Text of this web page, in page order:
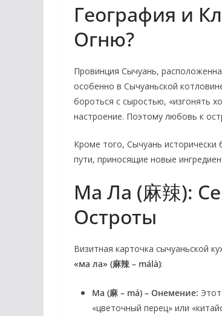
География и
Огню?
Провинция Сычуань,
особенно в Сычуаньской
бороться с сыростью, «изгонять
настроение. Поэтому любовь к
Кроме того, Сычуань
пути, приносящие новые
Ма Ла (麻辣):
Остроты
Визитная карточка сычуаньской
«ма ла» (麻辣 – málà):
Ма (麻 – má) – Онемение:
«цветочный перец» или